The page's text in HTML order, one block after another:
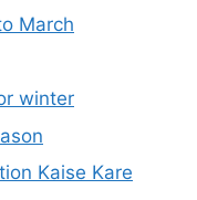
March
winter
Kaise Kare